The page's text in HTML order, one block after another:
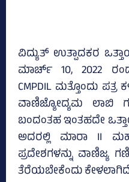
ವಿದ್ಯುತ್ ಉತ್ಪಾದಕರ
ಮಾರ್ಚ್ 10, 2022
CMPDIL ಮತ್ತೊಂದು
ವಾಣಿಜ್ಯೋದ್ಯಮ ಲಾಬಿ
ಬಂದಂತಹ ಇಂತಹದೇ
ಅದರಲ್ಲಿ ಮಾರಾ II
ಪ್ರದೇಶಗಳನ್ನು ವಾಣಿಜ್ಯ
ತೆರೆಯಬೇಕೆಂದು ಕೇಳಲಾಗಿದೆ